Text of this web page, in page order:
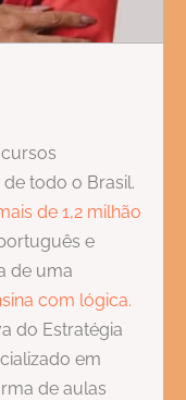
todo o Brasil.
de 1,2 milhão
e
de uma
com lógica.
do Estratégia
em
de aulas